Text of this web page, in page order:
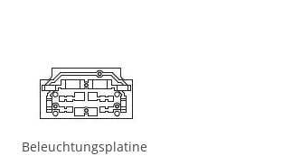
Beleuchtungsplatine